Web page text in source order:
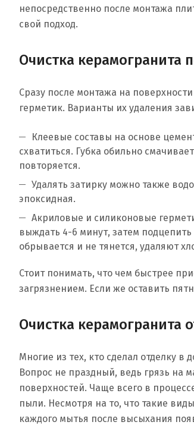
непосредственно после монтажа
свой подход.
Очистка керамогранита
Сразу после монтажа на
герметик. Варианты их удаления
Клеевые составы на основе
схватиться. Губка обильно
повторяется.
Удалять затирку можно также
эпоксидная.
Акриловые и силиконовые
выждать 4-6 минут, затем
обрывается и не тянется, удаляют
Стоит понимать, что чем быстрее
загрязнением. Если же оставить
Очистка керамогранита
Многие из тех, кто сделал отделку
Вопрос не праздный, ведь грязь на
поверхностей. Чаще всего в
пыли. Несмотря на то, что такие
каждого мытья после высыхания